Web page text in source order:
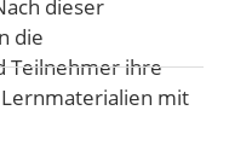
dieser
die
Teilnehmer ihre
mit